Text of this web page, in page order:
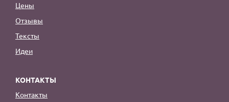
Цены
Отзывы
Тексты
Идеи
КОНТАКТЫ
Контакты